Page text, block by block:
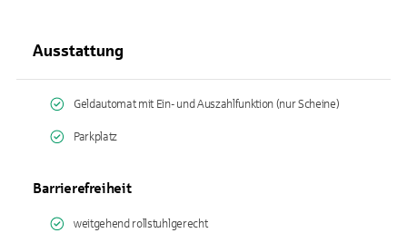
Ausstattung
Geldautomat mit Ein- und Auszahlfunktion (nur Scheine)
Parkplatz
Barrierefreiheit
weitgehend rollstuhlgerecht